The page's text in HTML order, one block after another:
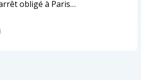
obligé à Paris…